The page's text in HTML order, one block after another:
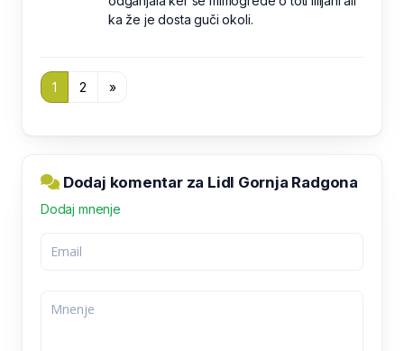
ka že je dosta guči okoli.
1 2 »
Dodaj komentar za Lidl Gornja Radgona
Dodaj mnenje